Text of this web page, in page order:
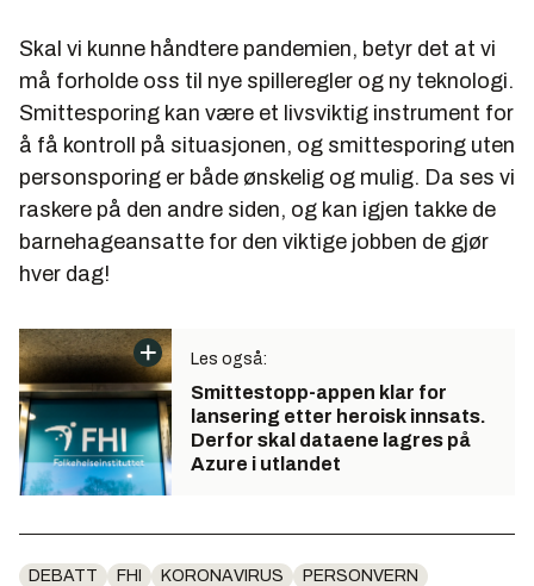
Skal vi kunne håndtere pandemien, betyr det at vi
må forholde oss til nye spilleregler og ny teknologi.
Smittesporing kan være et livsviktig instrument for
å få kontroll på situasjonen, og smittesporing uten
personsporing er både ønskelig og mulig. Da ses vi
raskere på den andre siden, og kan igjen takke de
barnehageansatte for den viktige jobben de gjør
hver dag!
Les også:
Smittestopp-appen klar for
lansering etter heroisk innsats.
Derfor skal dataene lagres på
Azure i utlandet
DEBATT FHI KORONAVIRUS
PERSONVERN